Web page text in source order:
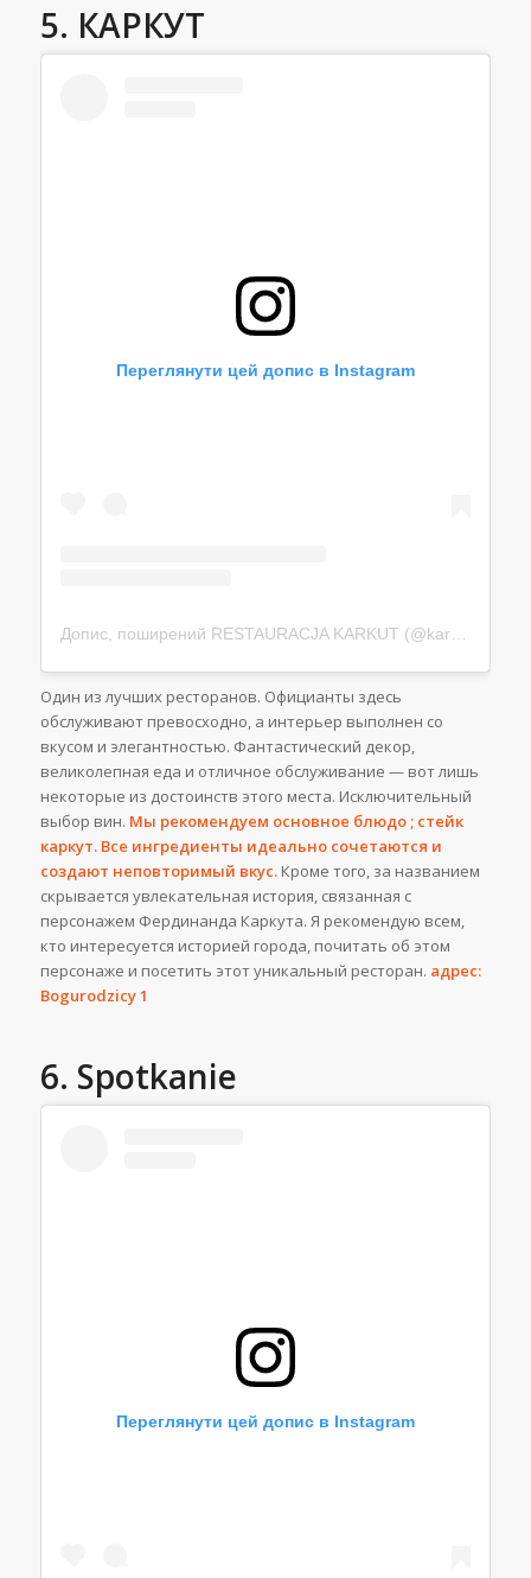
5. КАРКУТ
Переглянути цей допис в Instagram
Один из лучших ресторанов. Официанты здесь
обслуживают превосходно, а интерьер выполнен со
вкусом и элегантностью. Фантастический декор,
великолепная еда и отличное обслуживание — вот лишь
некоторые из достоинств этого места. Исключительный
выбор вин. Мы рекомендуем основное блюдо ; стейк
каркут. Все ингредиенты идеально сочетаются и
создают неповторимый вкус. Кроме того, за названием
скрывается увлекательная история, связанная с
персонажем Фердинанда Каркута. Я рекомендую всем,
кто интересуется историей города, почитать об этом
персонаже и посетить этот уникальный ресторан. адрес:
Bogurodzicy 1
6. Spotkanie
Переглянути цей допис в Instagram